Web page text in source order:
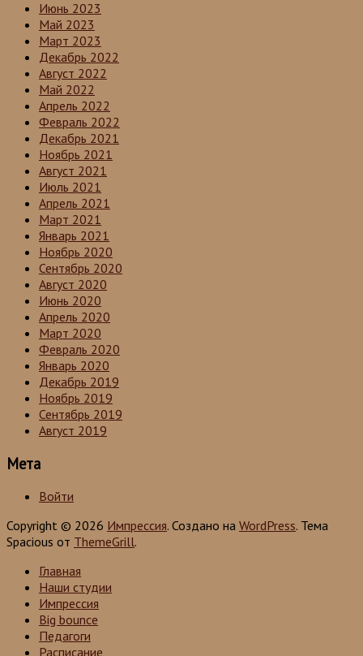
Июнь 2023
Май 2023
Март 2023
Декабрь 2022
Август 2022
Май 2022
Апрель 2022
Февраль 2022
Декабрь 2021
Ноябрь 2021
Август 2021
Июль 2021
Апрель 2021
Март 2021
Январь 2021
Ноябрь 2020
Сентябрь 2020
Август 2020
Июнь 2020
Апрель 2020
Март 2020
Февраль 2020
Январь 2020
Декабрь 2019
Ноябрь 2019
Сентябрь 2019
Август 2019
Мета
Войти
Copyright © 2026 Импрессия. Создано на WordPress. Тема
Spacious от ThemeGrill.
Главная
Наши студии
Импрессия
Big bounce
Педагоги
Расписание